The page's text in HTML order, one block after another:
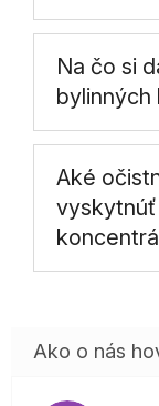
Na čo si
Aké
vyskytnúť